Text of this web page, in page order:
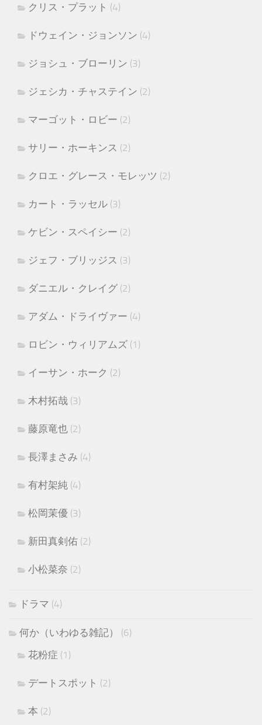
クリス・プラット (4)
ドウェイン・ジョンソン (4)
ジョシュ・ブローリン (3)
ジェシカ・チャステイン (2)
マーゴット・ロビー (2)
サリー・ホーキンス (2)
クロエ・グレース・モレッツ (2)
カート・ラッセル (3)
ケビン・スペイシー (2)
ジェフ・ブリッジス (3)
ダニエル・クレイグ (2)
アダム・ドライヴァー (4)
ロビン・ウィリアムズ (1)
イーサン・ホーク (2)
木村拓哉 (3)
藤原竜也 (2)
長澤まさみ (4)
有村架純 (4)
松岡茉優 (3)
新田真剣佑 (2)
小松菜奈 (2)
ドラマ (4)
何か（いわゆる雑記）
(6)
花粉症 (1)
デートスポット (2)
本 (2)